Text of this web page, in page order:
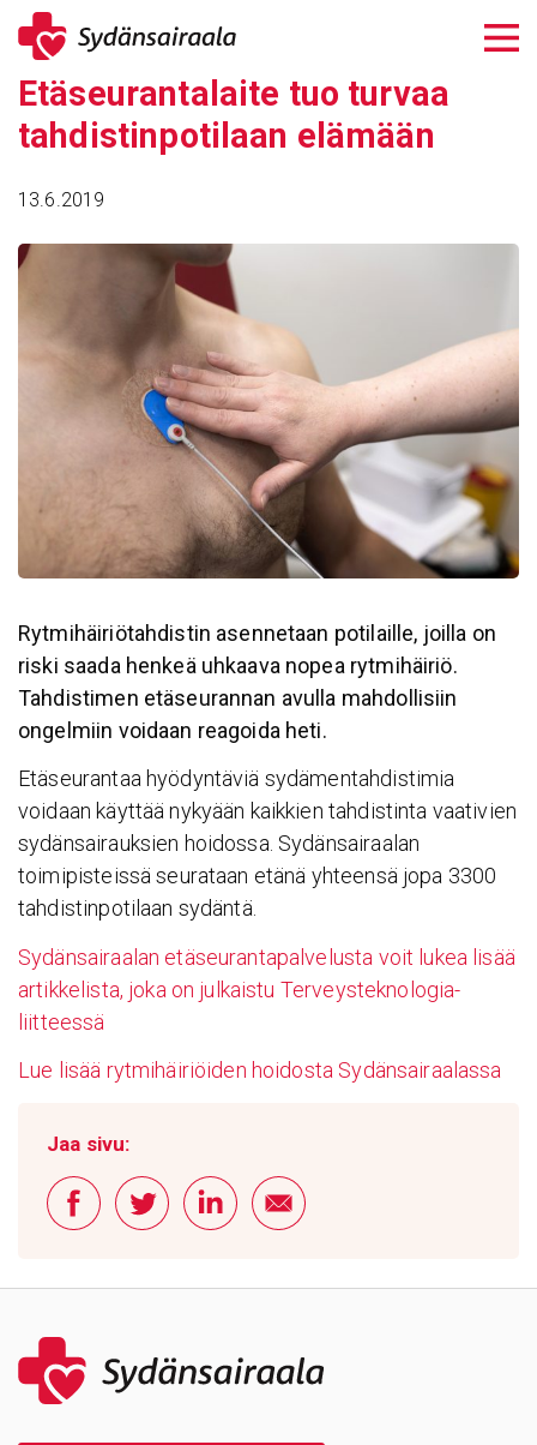
Siirry
sisältöön
Etäseu­ran­ta­laite tuo turvaa
tahdis­tin­po­ti­laan elämään
13.6.2019
Rytmihäiriötahdistin asennetaan potilaille, joilla on
riski saada henkeä uhkaava nopea rytmihäiriö.
Tahdistimen etäseurannan avulla mahdollisiin
ongelmiin voidaan reagoida heti.
Etäseurantaa hyödyntäviä sydämentahdistimia
voidaan käyttää nykyään kaikkien tahdistinta vaativien
sydänsairauksien hoidossa. Sydänsairaalan
toimipisteissä seurataan etänä yhteensä jopa 3300
tahdistinpotilaan sydäntä.
Sydänsairaalan etäseurantapalvelusta voit lukea lisää
artikkelista, joka on julkaistu Terveysteknologia-
liitteessä
Lue lisää rytmihäiriöiden hoidosta Sydänsairaalassa
Jaa sivu: